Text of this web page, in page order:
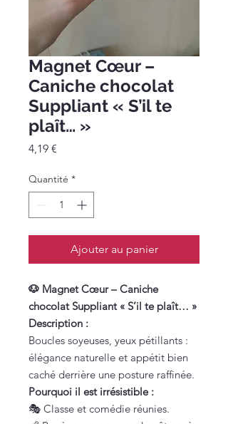
Magnet Cœur –
Caniche chocolat
Suppliant « S’il te
plaît… »
4,19 €
Quantité *
Ajouter au panier
🐶 Magnet Cœur – Caniche
chocolat Suppliant « S’il te plaît… »
Description :
Boucles soyeuses, yeux pétillants :
élégance naturelle et appétit bien
caché derrière une posture raffinée.
Pourquoi il est irrésistible :
🎭 Classe et comédie réunies.